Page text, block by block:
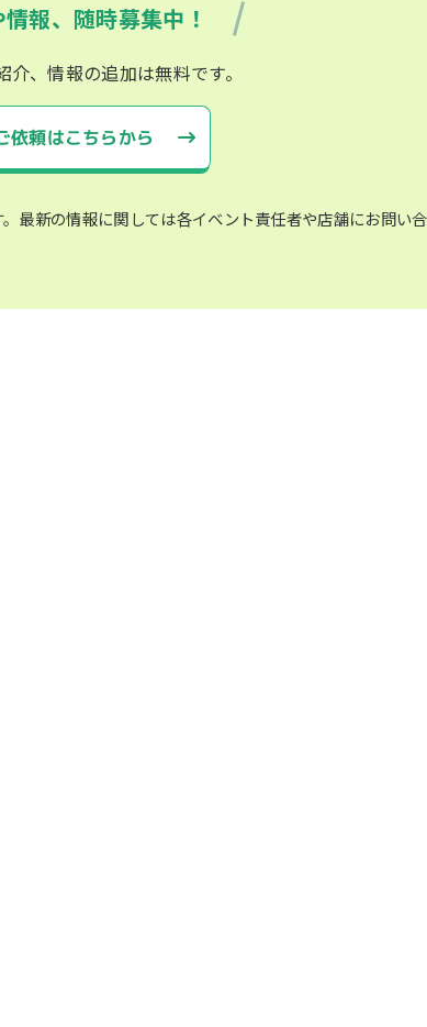
報、随時募集中！
介、情報の追加は無料です。
依頼はこちらから
最新の情報に関しては各イベント責任者や店舗にお問い